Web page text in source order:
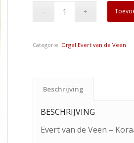
Categorie: Orgel Evert van de Veen
Beschrijving
BESCHRIJVING
Evert van de Veen –